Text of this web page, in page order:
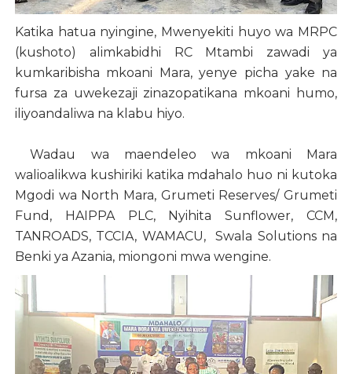
Katika hatua nyingine, Mwenyekiti huyo wa MRPC
(kushoto) alimkabidhi RC Mtambi zawadi ya
kumkaribisha mkoani Mara, yenye picha yake na
fursa za uwekezaji zinazopatikana mkoani humo,
iliyoandaliwa na klabu hiyo.
Wadau wa maendeleo wa mkoani Mara
walioalikwa kushiriki katika mdahalo huo ni kutoka
Mgodi wa North Mara, Grumeti Reserves/ Grumeti
Fund, HAIPPA PLC, Nyihita Sunflower, CCM,
TANROADS, TCCIA, WAMACU, Swala Solutions na
Benki ya Azania, miongoni mwa wengine.